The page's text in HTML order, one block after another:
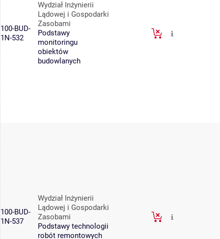
100-BUD-
1N-532
Wydział Inżynierii
Lądowej i Gospodarki
Zasobami
Podstawy
monitoringu
obiektów
budowlanych
100-BUD-
1N-537
Wydział Inżynierii
Lądowej i Gospodarki
Zasobami
Podstawy technologii
robót remontowych